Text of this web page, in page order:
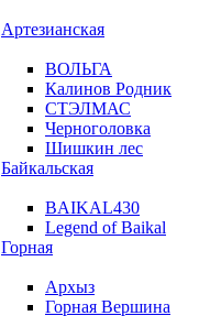
Артезианская
ВОЛЬГА
Калинов Родник
СТЭЛМАС
Черноголовка
Шишкин лес
Байкальская
BAIKAL430
Legend of Baikal
Горная
Архыз
Горная Вершина